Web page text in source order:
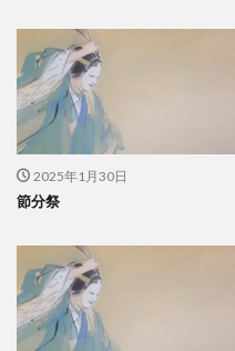
2025年1月30日
節分祭